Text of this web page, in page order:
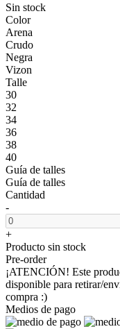
Sin stock
Color
Arena
Crudo
Negra
Vizon
Talle
30
32
34
36
38
40
Guía de talles
Guía de talles
Cantidad
-
+
Producto sin stock
Pre-order
¡ATENCIÓN! Este
disponible para retirar/
compra :)
Medios de pago